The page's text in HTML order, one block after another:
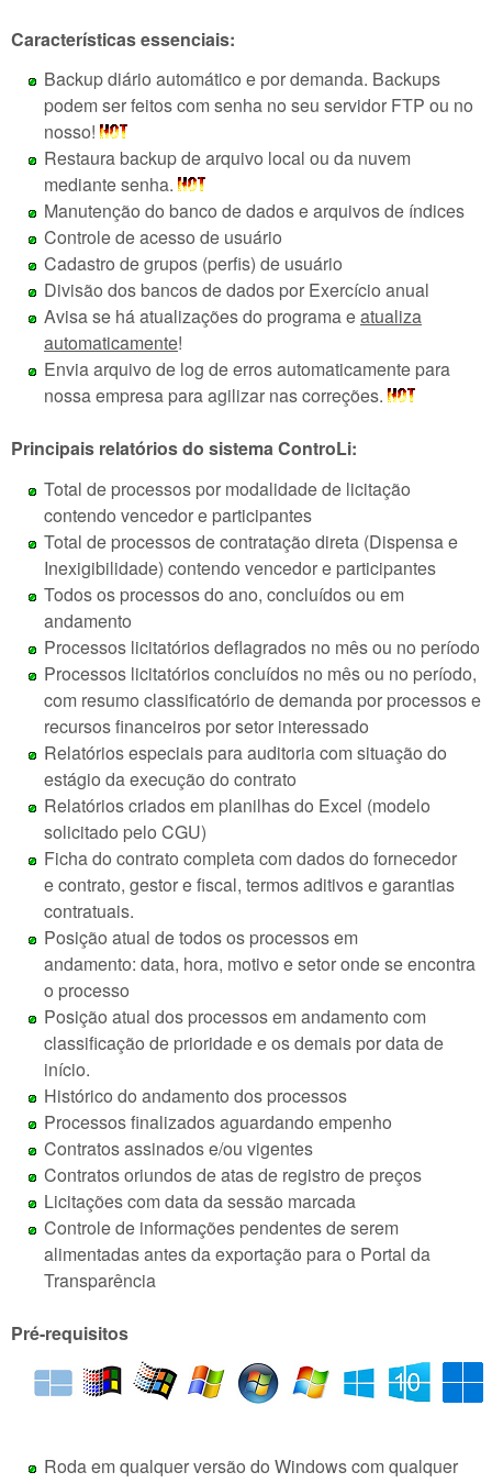
Características essenciais:
Backup diário automático e por demanda. Backups
podem ser feitos com senha no seu servidor FTP ou no
nosso!
Restaura backup de arquivo local ou da nuvem
mediante senha.
Manutenção do banco de dados e arquivos de índices
Controle de acesso de usuário
Cadastro de grupos (perfis) de usuário
Divisão dos bancos de dados por Exercício anual
Avisa se há atualizações do programa eatualiza
automaticamente!
Envia arquivo de log de erros automaticamente para
nossa empresa para agilizar nas correções.
Principais relatórios do sistema ControLi:
Total de processos por modalidade de licitação
contendo vencedor e participantes
Total de processos de contratação direta (Dispensa e
Inexigibilidade) contendo vencedor e participantes
Todos os processos do ano, concluídos ou em
andamento
Processos licitatórios deflagrados no mês ou no período
Processos licitatórios concluídos no mês ou no período,
com resumo classificatório de demanda por processos e
recursos financeiros por setor interessado
Relatórios especiais para auditoria com situação do
estágio da execução do contrato
Relatórios criados em planilhas do Excel (modelo
solicitado pelo CGU)
Ficha do contrato completa com dados do fornecedor
e contrato, gestor e fiscal, termos aditivos e garantias
contratuais.
Posição atual de todos os processos em
andamento: data, hora, motivo e setor onde se encontra
o processo
Posição atual dos processos em andamento com
classificação de prioridade e os demais por data de
início.
Histórico do andamento dos processos
Processos finalizados aguardando empenho
Contratos assinados e/ou vigentes
Contratos oriundos de atas de registro de preços
Licitações com data da sessão marcada
Controle de informações pendentes de serem
alimentadas antes da exportação para o Portal da
Transparência
Pré-requisitos
Roda em qualquer versão do Windows com qualquer